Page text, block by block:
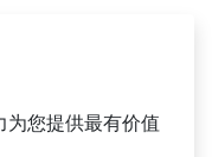
为您提供最有价值